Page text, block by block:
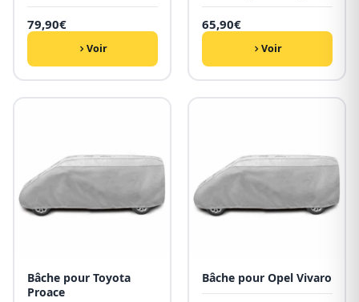
79,90€
Voir
65,90€
Voir
Bâche pour Toyota
Proace
Bâche pour Opel Vivaro